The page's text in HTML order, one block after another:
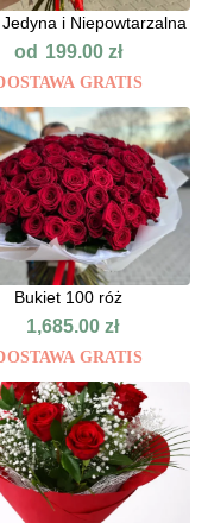
i Niepowtarzalna
od 199.00zł
GRATIS
Bukiet 100 róż
1,685.00 zł
GRATIS